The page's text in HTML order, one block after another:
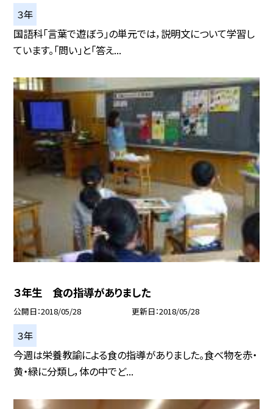
３年
国語科「言葉で遊ぼう」の単元では，説明文について学習し
ています。「問い」と「答え...
３年生 食の指導がありました
公開日 2018/05/28 更新日 2018/05/28
３年
今週は栄養教諭による食の指導がありました。食べ物を赤・
黄・緑に分類し，体の中でど...